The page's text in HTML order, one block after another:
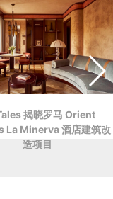
揭晓罗马 Orient
La Minerva 酒店建筑改
造项目